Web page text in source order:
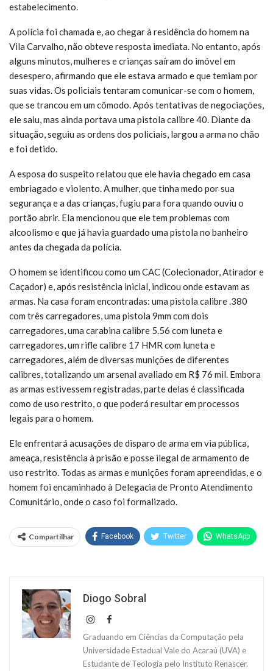
estabelecimento.
A polícia foi chamada e, ao chegar à residência do homem na
Vila Carvalho, não obteve resposta imediata. No entanto, após
alguns minutos, mulheres e crianças saíram do imóvel em
desespero, afirmando que ele estava armado e que temiam por
suas vidas. Os policiais tentaram comunicar-se com o homem,
que se trancou em um cômodo. Após tentativas de negociações,
ele saiu, mas ainda portava uma pistola calibre 40. Diante da
situação, seguiu as ordens dos policiais, largou a arma no chão
e foi detido.
A esposa do suspeito relatou que ele havia chegado em casa
embriagado e violento. A mulher, que tinha medo por sua
segurança e a das crianças, fugiu para fora quando ouviu o
portão abrir. Ela mencionou que ele tem problemas com
alcoolismo e que já havia guardado uma pistola no banheiro
antes da chegada da polícia.
O homem se identificou como um CAC (Colecionador, Atirador e
Caçador) e, após resistência inicial, indicou onde estavam as
armas. Na casa foram encontradas: uma pistola calibre .380
com três carregadores, uma pistola 9mm com dois
carregadores, uma carabina calibre 5.56 com luneta e
carregadores, um rifle calibre 17 HMR com luneta e
carregadores, além de diversas munições de diferentes
calibres, totalizando um arsenal avaliado em R$ 76 mil. Embora
as armas estivessem registradas, parte delas é classificada
como de uso restrito, o que poderá resultar em processos
legais para o homem.
Ele enfrentará acusações de disparo de arma em via pública,
ameaça, resistência à prisão e posse ilegal de armamento de
uso restrito. Todas as armas e munições foram apreendidas, e o
homem foi encaminhado à Delegacia de Pronto Atendimento
Comunitário, onde o caso foi formalizado.
Compartilhar Facebook Twitter WhatsApp
Diogo Sobral
Graduando em Ciências da Computação pela
Universidade Estadual Vale do Acaraú (UVA) e
Estudante de Teologia pelo Instituto Renascer.